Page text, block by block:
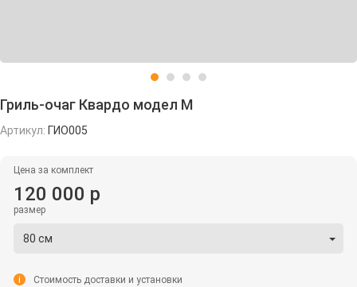
Гриль-очаг Квардо модел M
Артикул: ГИО005
Цена за комплект
120 000 р
размер
80 см
i Стоимость доставки и установки